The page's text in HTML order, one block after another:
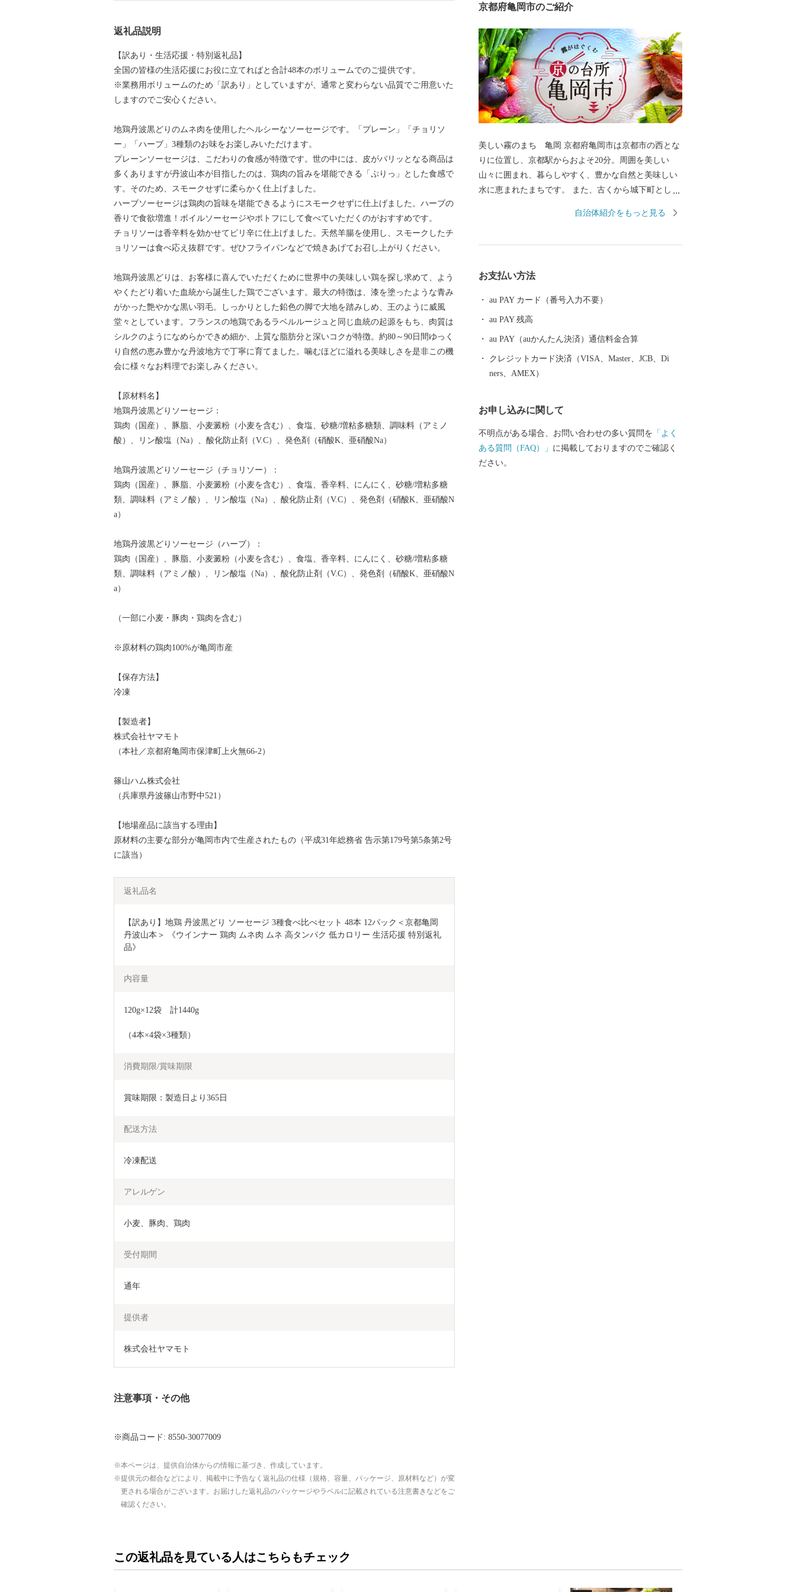
返礼品説明
【訳あり・生活応援・特別返礼品】
全国の皆様の生活応援にお役に立てればと合計48本のボリュームでのご提供です。
※業務用ボリュームのため「訳あり」としていますが、通常と変わらない品質でご用意いた
しますのでご安心ください。
地鶏丹波黒どりのムネ肉を使用したヘルシーなソーセージです。「プレーン」「チョリソ
ー」「ハーブ」3種類のお味をお楽しみいただけます。
プレーンソーセージは、こだわりの食感が特徴です。世の中には、皮がパリッとなる商品は
多くありますが丹波山本が目指したのは、鶏肉の旨みを堪能できる「ぷりっ」とした食感で
す。そのため、スモークせずに柔らかく仕上げました。
ハーブソーセージは鶏肉の旨味を堪能できるようにスモークせずに仕上げました。ハーブの
香りで食欲増進！ボイルソーセージやポトフにして食べていただくのがおすすめです。
チョリソーは香辛料を効かせてピリ辛に仕上げました。天然羊腸を使用し、スモークしたチ
ョリソーは食べ応え抜群です。ぜひフライパンなどで焼きあげてお召し上がりください。
地鶏丹波黒どりは、お客様に喜んでいただくために世界中の美味しい鶏を探し求めて、よう
やくたどり着いた血統から誕生した鶏でございます。最大の特徴は、漆を塗ったような青み
がかった艶やかな黒い羽毛。しっかりとした鉛色の脚で大地を踏みしめ、王のように威風
堂々としています。フランスの地鶏であるラベルルージュと同じ血統の起源をもち、肉質は
シルクのようになめらかできめ細か、上質な脂肪分と深いコクが特徴。約80～90日間ゆっく
り自然の恵み豊かな丹波地方で丁寧に育てました。噛むほどに溢れる美味しさを是非この機
会に様々なお料理でお楽しみください。
【原材料名】
地鶏丹波黒どりソーセージ：
鶏肉（国産）、豚脂、小麦澱粉（小麦を含む）、食塩、砂糖/増粘多糖類、調味料（アミノ
酸）、リン酸塩（Na）、酸化防止剤（V.C）、発色剤（硝酸K、亜硝酸Na）
地鶏丹波黒どりソーセージ（チョリソー）：
鶏肉（国産）、豚脂、小麦澱粉（小麦を含む）、食塩、香辛料、にんにく、砂糖/増粘多糖
類、調味料（アミノ酸）、リン酸塩（Na）、酸化防止剤（V.C）、発色剤（硝酸K、亜硝酸N
a）
地鶏丹波黒どりソーセージ（ハーブ）：
鶏肉（国産）、豚脂、小麦澱粉（小麦を含む）、食塩、香辛料、にんにく、砂糖/増粘多糖
類、調味料（アミノ酸）、リン酸塩（Na）、酸化防止剤（V.C）、発色剤（硝酸K、亜硝酸N
a）
（一部に小麦・豚肉・鶏肉を含む）
※原材料の鶏肉100%が亀岡市産
【保存方法】
冷凍
【製造者】
株式会社ヤマモト
（本社／京都府亀岡市保津町上火無66-2）
篠山ハム株式会社
（兵庫県丹波篠山市野中521）
【地場産品に該当する理由】
原材料の主要な部分が亀岡市内で生産されたもの（平成31年総務省 告示第179号第5条第2号
に該当）
返礼品名
【訳あり】地鶏 丹波黒どり ソーセージ 3種食べ比べセット 48本 12パック＜京都亀岡
丹波山本＞ 《ウインナー 鶏肉 ムネ肉 ムネ 高タンパク 低カロリー 生活応援 特別返礼
品》
内容量
120g×12袋　計1440g
（4本×4袋×3種類）
消費期限/賞味期限
賞味期限：製造日より365日
配送方法
冷凍配送
アレルゲン
小麦、豚肉、鶏肉
受付期間
通年
提供者
株式会社ヤマモト
注意事項・その他
※商品コード: 8550-30077009
本ページは、提供自治体からの情報に基づき、作成しています。
提供元の都合などにより、掲載中に予告なく返礼品の仕様（規格、容量、パッケージ、原材料など）が変
更される場合がございます。お届けした返礼品のパッケージやラベルに記載されている注意書きなどをご
確認ください。
京都府亀岡市のご紹介
美しい霧のまち 亀岡 京都府亀岡市は京都市の西とな
りに位置し、京都駅からおよそ20分。周囲を美しい
山々に囲まれ、暮らしやすく、豊かな自然と美味しい
水に恵まれたまちです。 また、古くから城下町として
信点となったまちでもあります。 秋から春にかけて
お楽しみいただけます。 新たなランドマークとしてサ
ホームスタジアムとして活用されるほか、サッカーや
ラグビーなどの国際試合が開催可能な施設であり、音
楽や地域振興など、府内最大級のイベント会場として
自治体紹介をもっと見る
お支払い方法
au PAY カード（番号入力不要）
au PAY 残高
au PAY（auかんたん決済）通信料金合算
クレジットカード決済（VISA、Master、JCB、Di
ners、AMEX）
お申し込みに関して
不明点がある場合、お問い合わせの多い質問を 「よく
ある質問（FAQ）」 に掲載しておりますのでご確認く
ださい。
この返礼品を見ている人はこちらもチェック